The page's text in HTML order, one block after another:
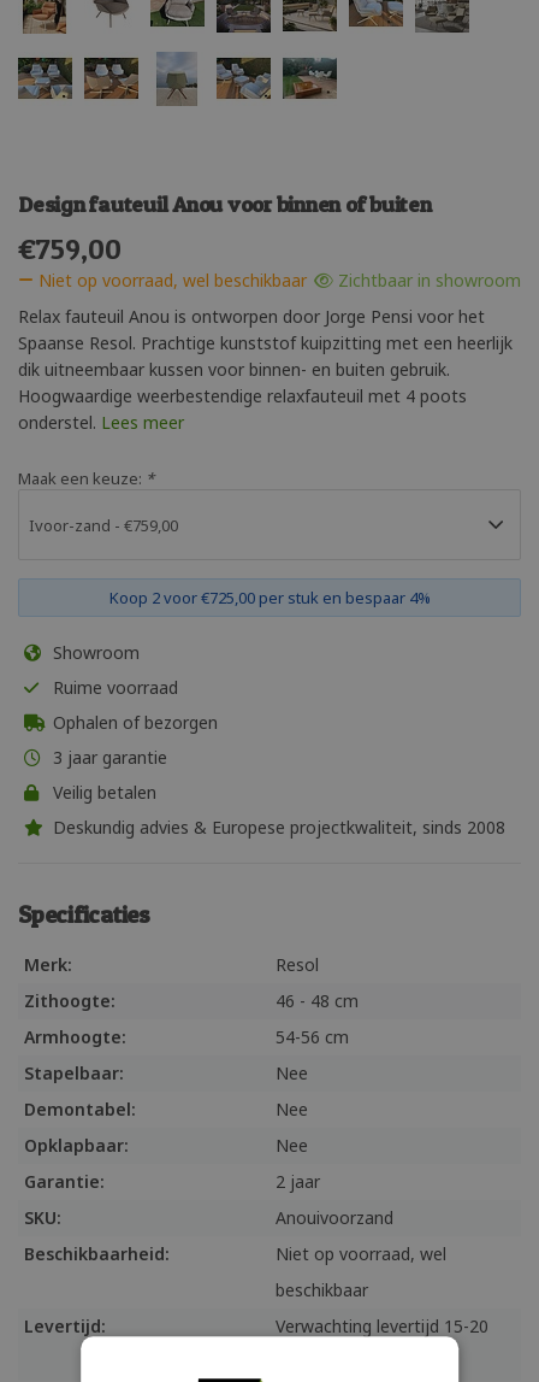
Design fauteuil Anou voor binnen of buiten
€759,00
Niet op voorraad, wel beschikbaar
Zichtbaar in showroom
Relax fauteuil Anou is ontworpen door Jorge Pensi voor het
Spaanse Resol. Prachtige kunststof kuipzitting met een heerlijk
dik uitneembaar kussen voor binnen- en buiten gebruik.
Hoogwaardige weerbestendige relaxfauteuil met 4 poots
onderstel. Lees meer
Maak een keuze: *
Koop 2 voor €725,00 per stuk en bespaar 4%
Showroom
Ruime voorraad
Ophalen of bezorgen
3 jaar garantie
Veilig betalen
Deskundig advies & Europese projectkwaliteit, sinds 2008
Specificaties
Merk:
Resol
Zithoogte:
46 - 48 cm
Armhoogte:
54-56 cm
Stapelbaar:
Nee
Demontabel:
Nee
Opklapbaar:
Nee
Garantie:
2 jaar
SKU:
Anouivoorzand
Beschikbaarheid:
Niet op voorraad, wel
beschikbaar
Levertijd:
Verwachting levertijd 15-20